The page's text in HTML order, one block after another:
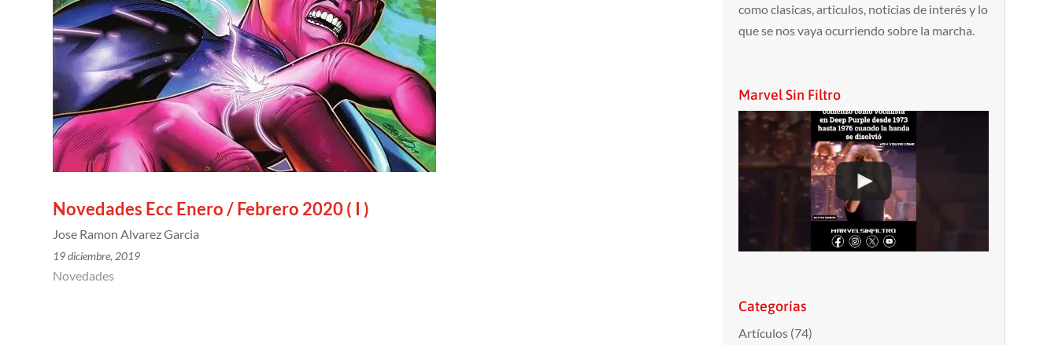
Novedades Ecc Enero / Febrero 2020 ( I )
Jose Ramon Alvarez Garcia
19 diciembre, 2019
Novedades
como clasicas, articulos, noticias de interés y lo
que se nos vaya ocurriendo sobre la marcha.
Marvel Sin Filtro
Categorías
Artículos(74)